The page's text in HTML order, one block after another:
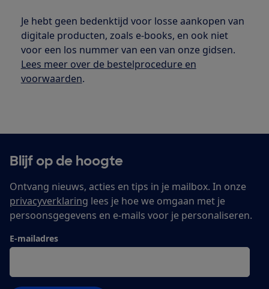
Je hebt geen bedenktijd voor losse aankopen van
digitale producten, zoals e-books, en ook niet
voor een los nummer van een van onze gidsen.
Lees meer over de bestelprocedure en
voorwaarden.
Blijf op de hoogte
Ontvang nieuws, acties en tips in je mailbox. In onze
privacyverklaring lees je hoe we omgaan met je
persoonsgegevens en e-mails voor je personaliseren.
E-mailadres